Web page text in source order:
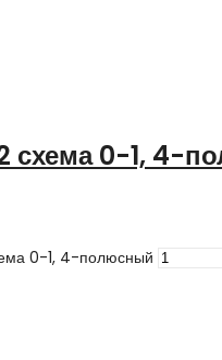
схема 0-1, 4-
0-1, 4-полюсный